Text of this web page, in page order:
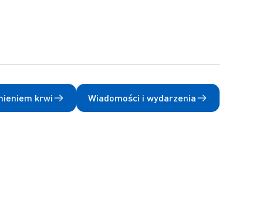
krwi Wiadomości i wydarzenia